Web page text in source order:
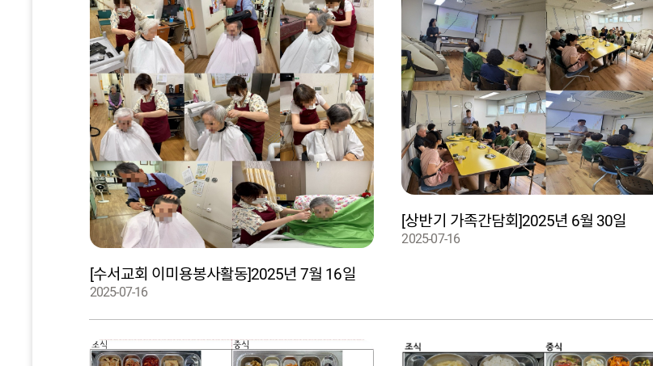
[수서교회 이미용봉사활동]2025년 7월 16일
2025-07-16
[상반기 가족간담회]2025년 6월 30일
2025-07-16